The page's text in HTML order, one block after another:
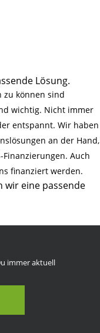
Lösung.
können sind
wichtig. Nicht immer
entspannt. Wir haben
an der Hand,
Finanzierungen. Auch
finanziert werden.
wir eine passende
immer aktuell